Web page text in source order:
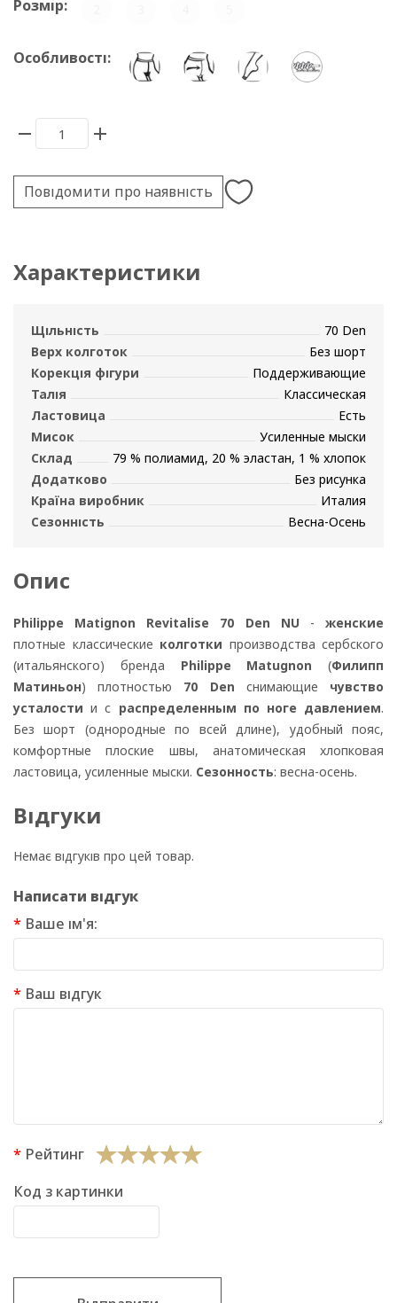
Розмір:
Особливості:
Повідомити про наявність
Характеристики
Щільність
70 Den
Верх колготок
Без шорт
Корекція фігури
Поддерживающие
Талія
Классическая
Ластовица
Есть
Мисок
Усиленные мыски
Склад
79 % полиамид, 20 % эластан, 1 % хлопок
Додатково
Без рисунка
Країна виробник
Италия
Сезонність
Весна-Осень
Опис
Philippe Matignon Revitalise 70 Den NU -женские
плотные классические колготки производства сербского
(итальянского) бренда Philippe Matugnon (Филипп
Матиньон) плотностью 70 Den снимающие чувство
усталости и с распределенным по ноге давлением.
Без шорт (однородные по всей длине), удобный пояс,
комфортные плоские швы, анатомическая хлопковая
ластовица, усиленные мыски. Сезонность: весна-осень.
Відгуки
Немає відгуків про цей товар.
Написати відгук
Ваше ім'я:
Ваш відгук
Рейтинг
Код з картинки